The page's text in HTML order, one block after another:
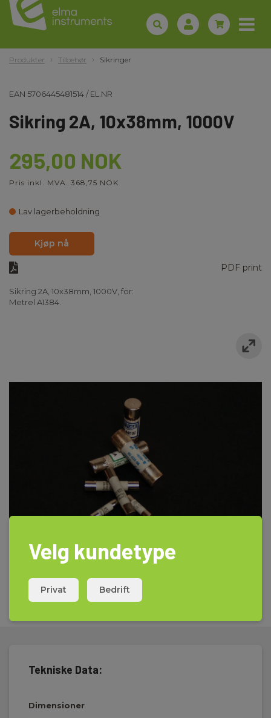
Produkter Tilbehør Sikringer
EAN 5706445481514/EL.NR
Sikring 2A, 10x38mm, 1000V
295,00 NOK
Pris inkl. MVA. 368,75 NOK
Lav lagerbeholdning
Kjøp nå
PDF print
Sikring 2A, 10x38mm, 1000V, for:
Metrel A1384.
Tekniske Data:
Dimensioner
Velg kundetype
Privat Bedrift